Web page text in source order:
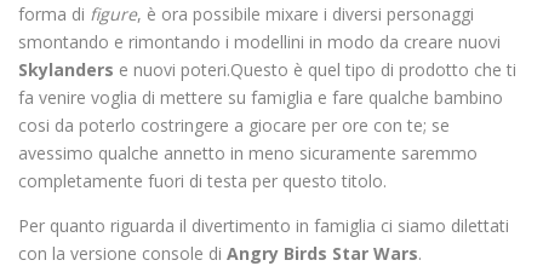
forma di figure, è ora possibile mixare i diversi personaggi
smontando e rimontando i modellini in modo da creare nuovi
Skylanders e nuovi poteri.Questo è quel tipo di prodotto che ti
fa venire voglia di mettere su famiglia e fare qualche bambino
cosi da poterlo costringere a giocare per ore con te; se
avessimo qualche annetto in meno sicuramente saremmo
completamente fuori di testa per questo titolo.
Per quanto riguarda il divertimento in famiglia ci siamo dilettati
con la versione console di Angry Birds Star Wars.